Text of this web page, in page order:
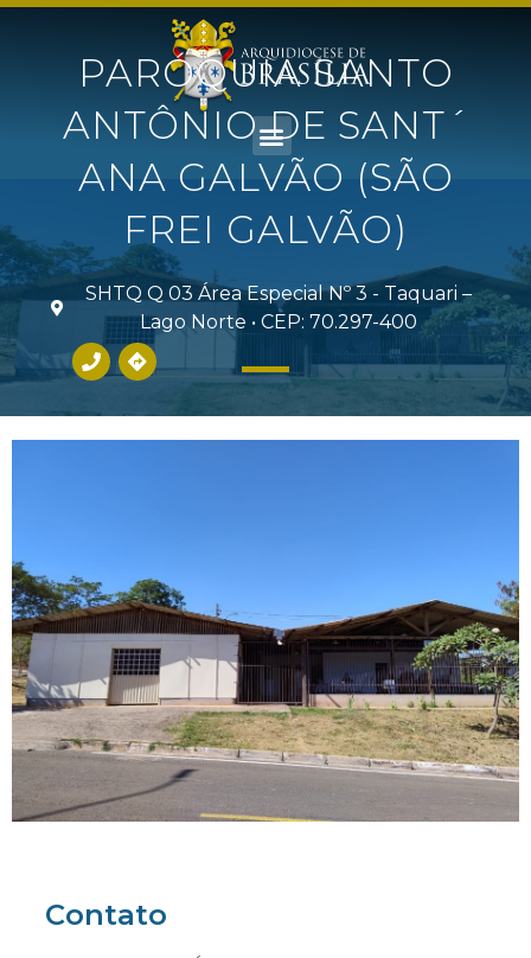
PARÓQUIA SANTO
ANTÔNIO DE SANT´
ANA GALVÃO (SÃO
FREI GALVÃO)
SHTQ Q 03 Área Especial Nº 3 - Taquari –
Lago Norte • CEP: 70.297-400
Contato